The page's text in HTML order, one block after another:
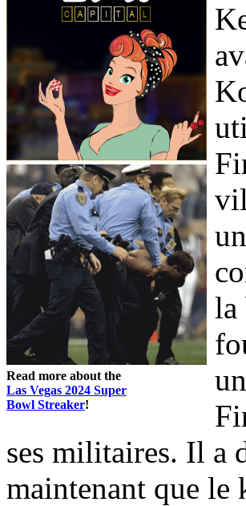
Read more about the
Las Vegas 2024 Super
Bowl Streaker!
la
ses militaires. Il a
maintenant que le